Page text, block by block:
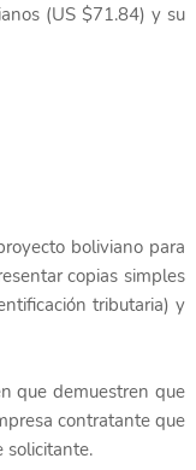
(US $71.84) y su
boliviano para
copias simples
tributaria) y
que demuestren que
contratante que
solicitante.